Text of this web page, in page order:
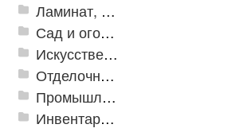
Ламинат, Кварцвиниловая плитка SPC
Сад и огород
Искусственная трава
Отделочные профили
Промышленный текстиль
Инвентарь для клининга